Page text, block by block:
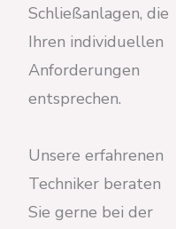
Schließanlagen, die
Ihren individuellen
Anforderungen
entsprechen.
Unsere erfahrenen
Techniker beraten
Sie gerne bei der